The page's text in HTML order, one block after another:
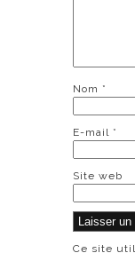
Nom *
E-mail *
Site web
Ce site